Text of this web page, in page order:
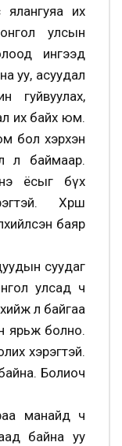
ялангуяа их
улсын
ингээд
уу, асуудал
гуйвуулах,
их байх юм.
бол хэрхэн
л баймаар.
ёсыг бүх
Хөрш
баяр
суудаг
улсад ч
л байгаа
ярьж болно.
хэрэгтэй.
Болиоч
манайд ч
байна уу